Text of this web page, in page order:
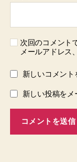
次回のコメント
メールアドレス
新しいコメント
新しい投稿をメ